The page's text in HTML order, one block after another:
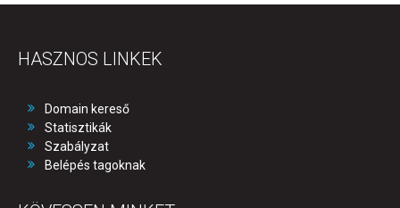
HASZNOS LINKEK
Domain kereső
Statisztikák
Szabályzat
Belépés tagoknak